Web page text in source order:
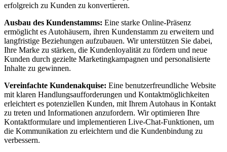
erfolgreich zu Kunden zu konvertieren.
Ausbau des Kundenstamms: Eine starke Online-Präsenz
ermöglicht es Autohäusern, ihren Kundenstamm zu erweitern und
langfristige Beziehungen aufzubauen. Wir unterstützen Sie dabei,
Ihre Marke zu stärken, die Kundenloyalität zu fördern und neue
Kunden durch gezielte Marketingkampagnen und personalisierte
Inhalte zu gewinnen.
Vereinfachte Kundenakquise: Eine benutzerfreundliche Website
mit klaren Handlungsaufforderungen und Kontaktmöglichkeiten
erleichtert es potenziellen Kunden, mit Ihrem Autohaus in Kontakt
zu treten und Informationen anzufordern. Wir optimieren Ihre
Kontaktformulare und implementieren Live-Chat-Funktionen, um
die Kommunikation zu erleichtern und die Kundenbindung zu
verbessern.